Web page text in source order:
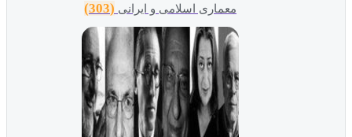
معماری اسلامی و ایرانی (303)